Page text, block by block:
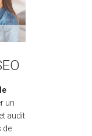
un
audit
de